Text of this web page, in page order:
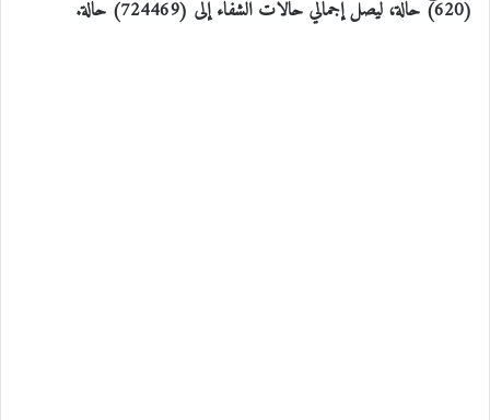
(620) حالة، ليصل إجمالي حالات الشفاء إلى (724469) حالة.